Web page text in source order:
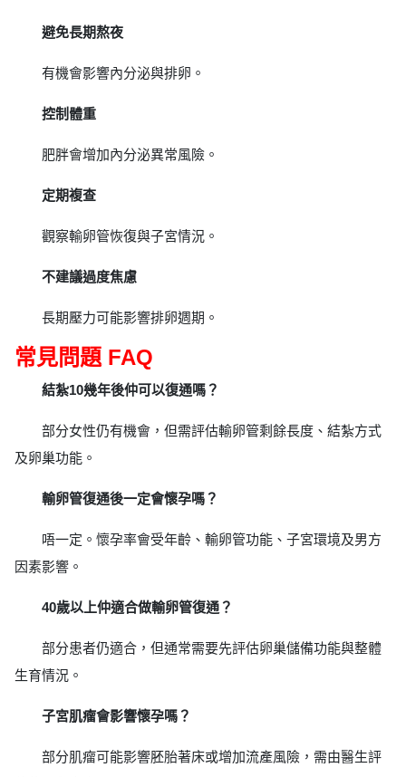
避免長期熬夜
有機會影響內分泌與排卵。
控制體重
肥胖會增加內分泌異常風險。
定期複查
觀察輸卵管恢復與子宮情況。
不建議過度焦慮
長期壓力可能影響排卵週期。
常見問題 FAQ
結紮10幾年後仲可以復通嗎？
部分女性仍有機會，但需評估輸卵管剩餘長度、結紮方式
及卵巢功能。
輸卵管復通後一定會懷孕嗎？
唔一定。懷孕率會受年齡、輸卵管功能、子宮環境及男方
因素影響。
40歲以上仲適合做輸卵管復通？
部分患者仍適合，但通常需要先評估卵巢儲備功能與整體
生育情況。
子宮肌瘤會影響懷孕嗎？
部分肌瘤可能影響胚胎著床或增加流產風險，需由醫生評